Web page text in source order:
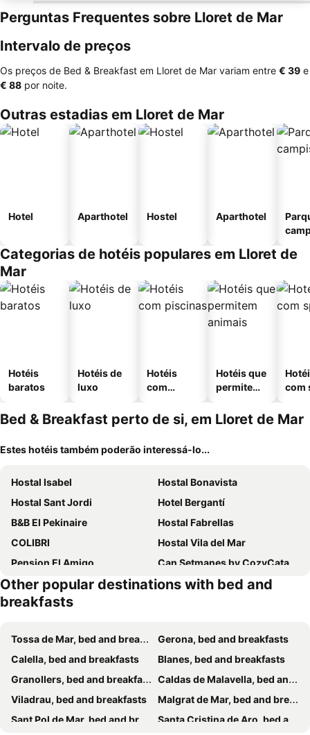
Perguntas Frequentes sobre Lloret de Mar
Intervalo de preços
Os preços de Bed & Breakfast em Lloret de Mar variam entre ‎€ 39 e
‎€ 88 por noite.
Outras estadias em Lloret de Mar
Hotel Aparthotel Hostel Aparthotel
Categorias de hotéis populares em Lloret de
Mar
Hotéis
baratos
Hotéis de
luxo
Hotéis
com
Hotéis que
permitem
com
Bed & Breakfast perto de si, em Lloret de Mar
Estes hotéis também poderão interessá-lo...
Hostal Isabel
Hostal Bonavista
Hostal Sant Jordi
Hotel Bergantí
B&B El Pekinaire
Hostal Fabrellas
COLIBRI
Hostal Vila del Mar
Pension El Amigo
Can Setmanes by CozyCatalonia
Mallorca Boutique Hotel
Other popular destinations with bed and
breakfasts
Tossa de Mar, bed and breakfasts
Gerona, bed and breakfasts
Calella, bed and breakfasts
Blanes, bed and breakfasts
Granollers, bed and breakfasts
Caldas de Malavella, bed and breakfasts
Viladrau, bed and breakfasts
Malgrat de Mar, bed and breakfasts
Sant Pol de Mar, bed and breakfasts
Santa Cristina de Aro, bed and breakfasts